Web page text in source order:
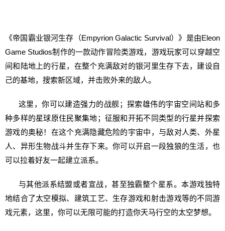
《帝国霸业银河生存（Empyrion Galactic Survival）》是由Eleon
Game Studios制作的一款动作冒险类游戏，游戏玩家可以穿越空
间和陆地上的行星，在整个充满敌对的银河里生存下去，建设自
己的基地，搜索新区域，并击败外来的敌人。
这里，你可以建造强力的战舰；探索雄伟的宇宙空间站和多
种多样的星球原住民聚集地；征服和开拓不同类型的行星并探索
游戏的奥秘！在这个充满隐藏危险的宇宙中，与敌对人类、外星
人、异形生物战斗并生存下来。你可以开启一段独狼的生活，也
可以拉着好友一起建立派系。
与其他派系结盟或者宣战，甚至独霸整个星系。本游戏独特
地结合了太空模拟、建筑工艺、生存游戏和射击游戏等的不同游
戏元素，这里，你可以无限可能的打造你天马行空的太空梦想。